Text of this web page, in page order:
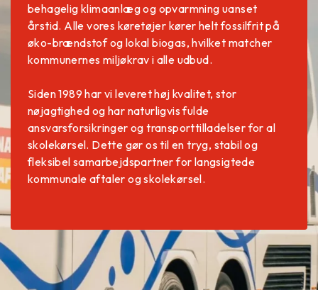
behagelig klimaanlæg og opvarmning uanset
årstid. Alle vores køretøjer kører helt fossilfrit på
øko-brændstof og lokal biogas, hvilket matcher
kommunernes miljøkrav i alle udbud.
Siden 1989 har vi leveret høj kvalitet, stor
nøjagtighed og har naturligvis fulde
ansvarsforsikringer og transporttilladelser for al
skolekørsel. Dette gør os til en tryg, stabil og
fleksibel samarbejdspartner for langsigtede
kommunale aftaler og skolekørsel.